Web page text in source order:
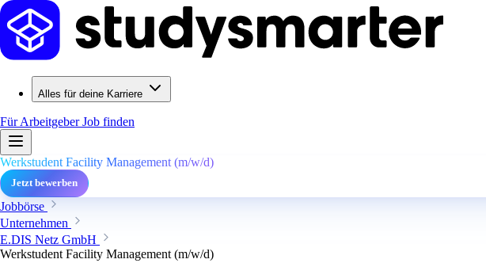
Alles für deine Karriere
Für ArbeitgeberJob finden
Werkstudent Facility Management (m/w/d)
Jetzt bewerben
Jobbörse
Unternehmen
E.DIS Netz GmbH
Werkstudent Facility Management (m/w/d)